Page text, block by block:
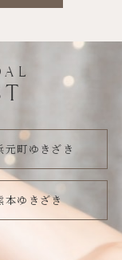
元町ゆきざき
本ゆきざき